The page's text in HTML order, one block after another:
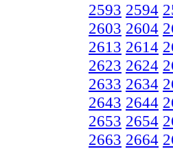
2593 2594
2603 2604
2613 2614
2623 2624
2633 2634
2643 2644
2653 2654
2663 2664